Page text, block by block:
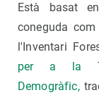
Està basat
coneguda
l'Inventari
per a la
Demogràfic,